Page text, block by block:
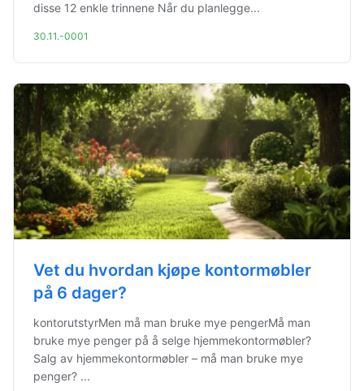
disse 12 enkle trinnene Når du planlegge...
30.11.-0001
Vet du hvordan kjøpe kontormøbler
på 6 dager?
kontorutstyrMen må man bruke mye pengerMå man
bruke mye penger på å selge hjemmekontormøbler?
Salg av hjemmekontormøbler – må man bruke mye
penger? ...